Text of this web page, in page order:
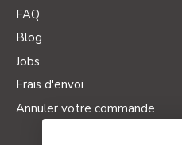
FAQ
Blog
Jobs
Frais d'envoi
Annuler votre commande